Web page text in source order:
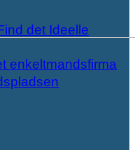
det Ideelle
enkeltmandsfirma